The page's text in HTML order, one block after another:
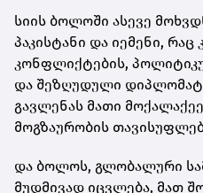
სიის ბოლოში ასევე
პაკისტანი და იემენი, რაც
კონფლიქტების,
და შეზღუდული
გავლენას მათი
მოგზაურობის
და ბოლოს, გლობალური
მუდმივად იცვლება, მათ